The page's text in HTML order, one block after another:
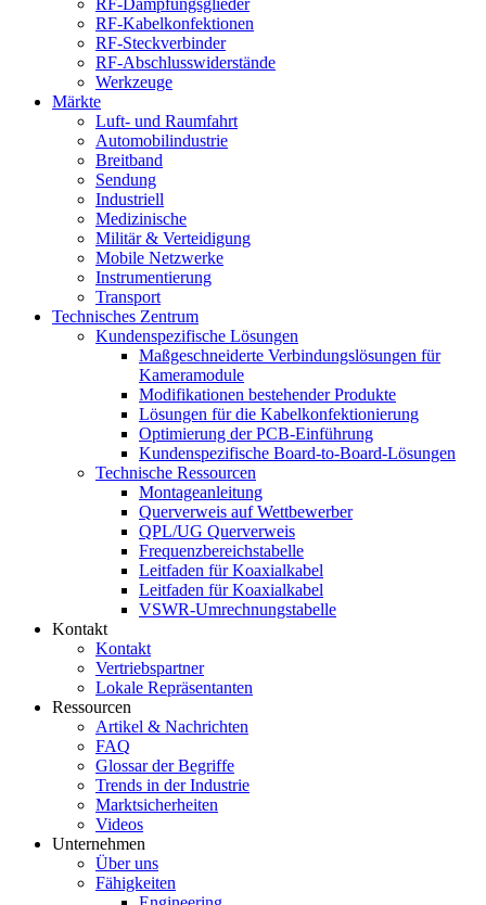
RF-Dämpfungsglieder
RF-Kabelkonfektionen
RF-Steckverbinder
RF-Abschlusswiderstände
Werkzeuge
Märkte
Luft- und Raumfahrt
Automobilindustrie
Breitband
Sendung
Industriell
Medizinische
Militär & Verteidigung
Mobile Netzwerke
Instrumentierung
Transport
Technisches Zentrum
Kundenspezifische Lösungen
Maßgeschneiderte Verbindungslösungen für
Kameramodule
Modifikationen bestehender Produkte
Lösungen für die Kabelkonfektionierung
Optimierung der PCB-Einführung
Kundenspezifische Board-to-Board-Lösungen
Technische Ressourcen
Montageanleitung
Querverweis auf Wettbewerber
QPL/UG Querverweis
Frequenzbereichstabelle
Leitfaden für Koaxialkabel
Leitfaden für Koaxialkabel
VSWR-Umrechnungstabelle
Kontakt
Kontakt
Vertriebspartner
Lokale Repräsentanten
Ressourcen
Artikel & Nachrichten
FAQ
Glossar der Begriffe
Trends in der Industrie
Marktsicherheiten
Videos
Unternehmen
Über uns
Fähigkeiten